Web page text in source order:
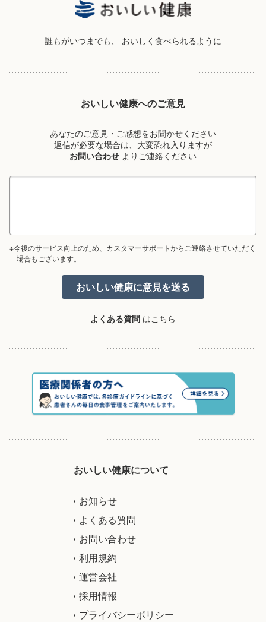
誰もがいつまでも、 おいしく食べられるように
おいしい健康へのご意見
あなたのご意見・ご感想をお聞かせください
返信が必要な場合は、大変恐れ入りますが
お問い合わせ よりご連絡ください
※今後のサービス向上のため、カスタマーサポートからご連絡させていただく
場合もございます。
よくある質問 はこちら
おいしい健康について
お知らせ
よくある質問
お問い合わせ
利用規約
運営会社
採用情報
プライバシーポリシー